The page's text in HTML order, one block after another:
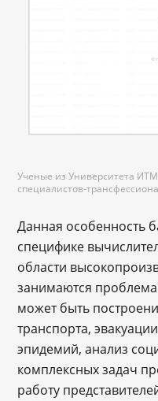
Ученые из Университета
специалистов-
Данная особенность
специфике
области
занимаются
может быть
транспорта,
эпидемий, анализ
комплексных задач
работу